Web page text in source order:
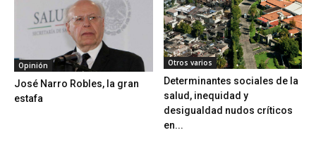
Opinión
José Narro Robles, la gran
estafa
Otros varios
Determinantes sociales de la
salud, inequidad y
desigualdad nudos críticos
en...